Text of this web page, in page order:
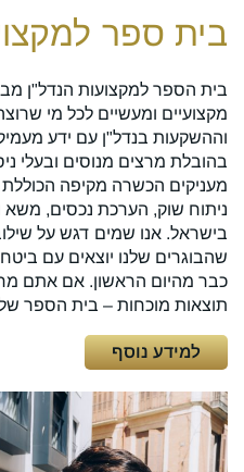
בית ספר
מקצועיים ומעשיים לכל מי
וההשקעות בנדל"ן עם ידע
בהובלת מרצים מנוסים ובעלי
מעניקים הכשרה מקיפה הכוללת
ניתוח שוק, הערכת נכסים, משא
בישראל. אנו שמים דגש על
שהבוגרים שלנו יוצאים עם
כבר מהיום הראשון. אם אתם
תוצאות מוכחות – בית הספר
למידע נוסף